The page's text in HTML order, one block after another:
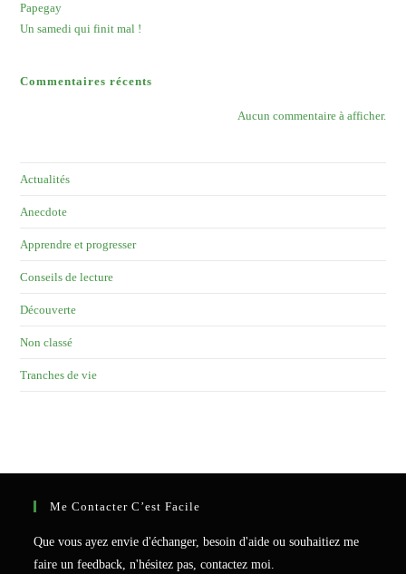
Papegay
Un samedi qui finit mal !
Commentaires récents
Aucun commentaire à afficher.
Actualités
Anecdote
Apprendre et progresser
Conseils de lecture
Découverte
Non classé
Tranches de vie
Me Contacter C’est Facile
Que vous ayez envie d'échanger, besoin d'aide ou souhaitiez me
faire un feedback, n'hésitez pas, contactez moi.